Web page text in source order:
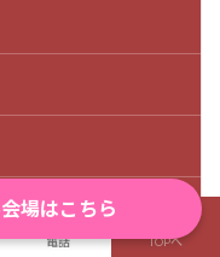
電話 TOPへ
場はこちら